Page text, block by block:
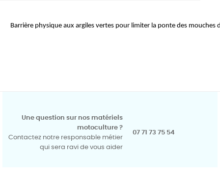
Barrière physique aux argiles vertes pour limiter la ponte des mouches
Une question sur nos matériels
motoculture ?
Contactez notre responsable métier
qui sera ravi de vous aider
07 71 73 75 54